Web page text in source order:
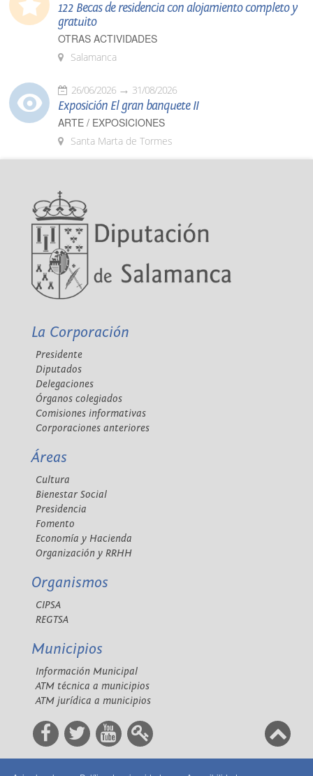
122 Becas de residencia con alojamiento completo y
gratuito
OTRAS ACTIVIDADES
Salamanca
26/06/2026 31/08/2026
Exposición El gran banquete II
ARTE / EXPOSICIONES
Santa Marta de Tormes
La Corporación
Presidente
Diputados
Delegaciones
Órganos colegiados
Comisiones informativas
Corporaciones anteriores
Áreas
Cultura
Bienestar Social
Presidencia
Fomento
Economía y Hacienda
Organización y RRHH
Organismos
CIPSA
REGTSA
Municipios
Información Municipal
ATM técnica a municipios
ATM jurídica a municipios